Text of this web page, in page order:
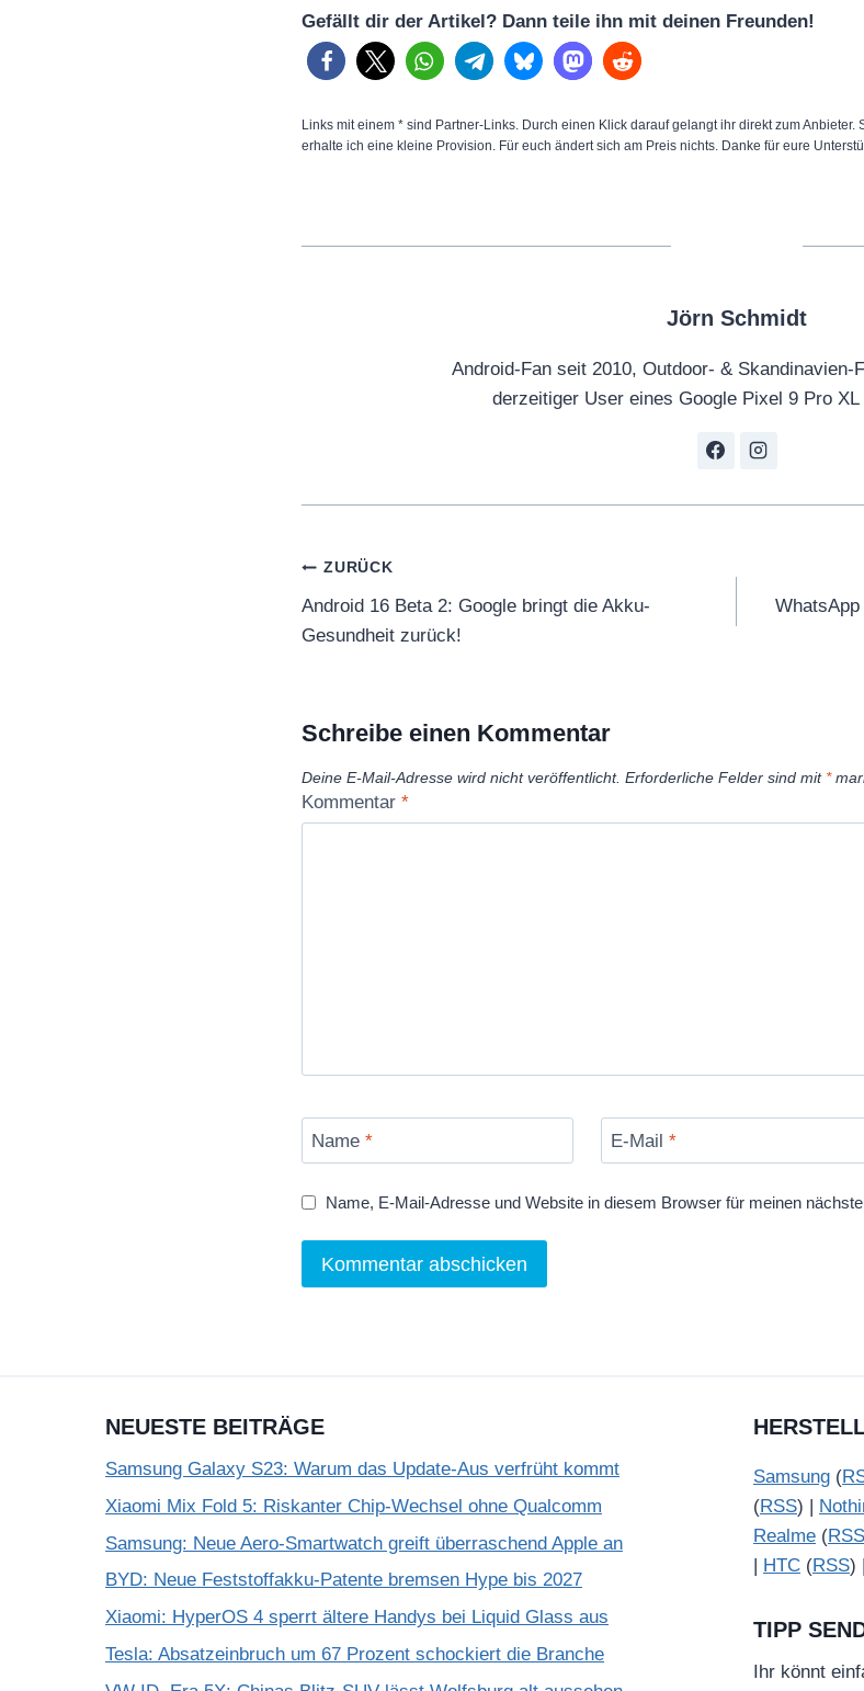
Gefällt dir der Artikel? Dann teile ihn mit deinen Freunden!
Links mit einem * sind Partner-Links. Durch einen Klick darauf gelangt ihr direkt zum
erhalte ich eine kleine Provision. Für euch ändert sich am Preis nichts. Danke für eure
Jörn Schmidt
Android-Fan seit 2010, Outdoor- & Skandinavien-
derzeitiger User eines Google Pixel 9 Pro XL
Beitragsnavigation
ZURÜCK
Android 16 Beta 2: Google bringt die Akku-
Gesundheit zurück!
Schreibe einen Kommentar
Deine E-Mail-Adresse wird nicht veröffentlicht. Erforderliche Felder sind mit *
Kommentar *
Name * E-Mail *
Name, E-Mail-Adresse und Website in diesem Browser für meinen
NEUESTE BEITRÄGE
Samsung Galaxy S23: Warum das Update-Aus verfrüht kommt
Xiaomi Mix Fold 5: Riskanter Chip-Wechsel ohne Qualcomm
Samsung: Neue Aero-Smartwatch greift überraschend Apple an
BYD: Neue Feststoffakku-Patente bremsen Hype bis 2027
Xiaomi: HyperOS 4 sperrt ältere Handys bei Liquid Glass aus
Tesla: Absatzeinbruch um 67 Prozent schockiert die Branche
Samsung (
(RSS) |
Realme (RSS
| HTC (RSS) |
TIPP
Ihr könnt